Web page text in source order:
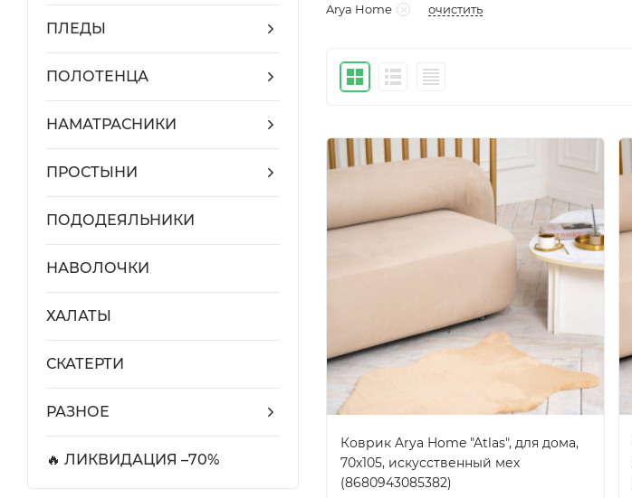
ПЛЕДЫ
ПОЛОТЕНЦА
НАМАТРАСНИКИ
ПРОСТЫНИ
ПОДОДЕЯЛЬНИКИ
НАВОЛОЧКИ
ХАЛАТЫ
СКАТЕРТИ
РАЗНОЕ
🔥 ЛИКВИДАЦИЯ –70%
Arya Home очистить
Коврик Arya Home "Atlas", для дома,
70x105, искусственный мех
(8680943085382)